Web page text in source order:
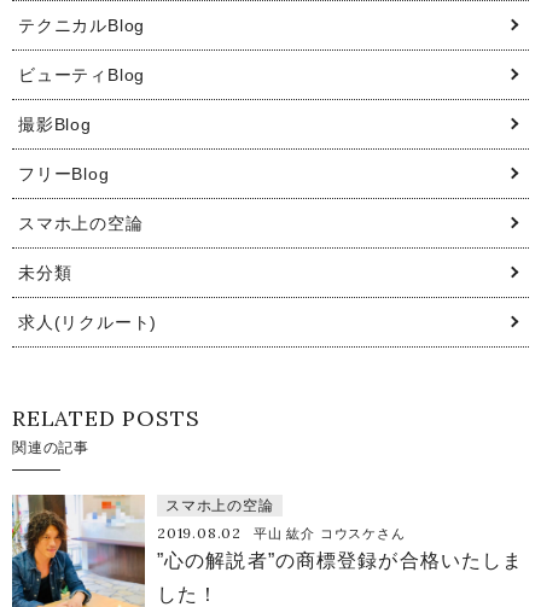
テクニカルBlog
ビューティBlog
撮影Blog
フリーBlog
スマホ上の空論
未分類
求人(リクルート)
RELATED POSTS
関連の記事
スマホ上の空論
2019.08.02 平山 紘介 コウスケさん
”心の解説者”の商標登録が合格いたしま
した！